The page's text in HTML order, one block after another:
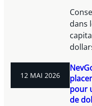
dans
12 MAI 2026
pour
de